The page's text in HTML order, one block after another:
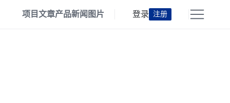
项目文章产品新闻 图片 登录 注册